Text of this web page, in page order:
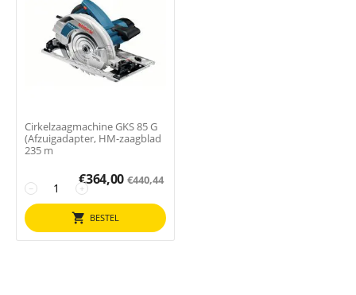
Cirkelzaagmachine GKS 85 G
(Afzuigadapter, HM-zaagblad
235 m
+
−
€364,00 €440,44
BESTEL